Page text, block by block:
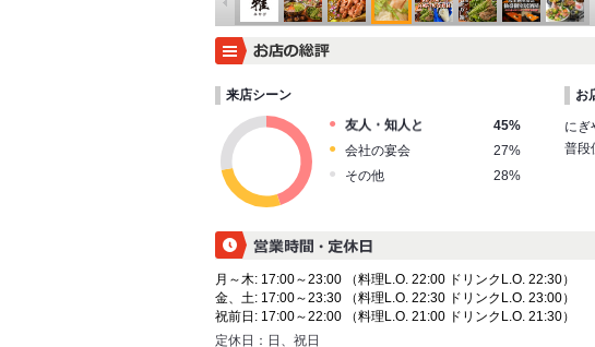
来店シーン
友人・知人と
45%
会社の宴会
27%
その他
28%
お
にぎ
普段
月～木: 17:00～23:00 （料理L.O. 22:00 ドリンクL.O. 22:30）
金、土: 17:00～23:30 （料理L.O. 22:30 ドリンクL.O. 23:00）
祝前日: 17:00～22:00 （料理L.O. 21:00 ドリンクL.O. 21:30）
定休日： 日、祝日